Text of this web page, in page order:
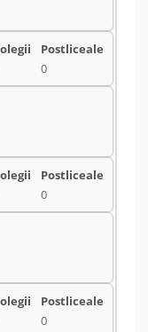
0
0
0